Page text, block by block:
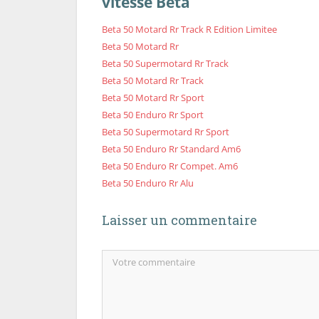
Beta 50 Motard Rr Track R Edition Limitee
Beta 50 Motard Rr
Beta 50 Supermotard Rr Track
Beta 50 Motard Rr Track
Beta 50 Motard Rr Sport
Beta 50 Enduro Rr Sport
Beta 50 Supermotard Rr Sport
Beta 50 Enduro Rr Standard Am6
Beta 50 Enduro Rr Compet. Am6
Beta 50 Enduro Rr Alu
Laisser un commentaire